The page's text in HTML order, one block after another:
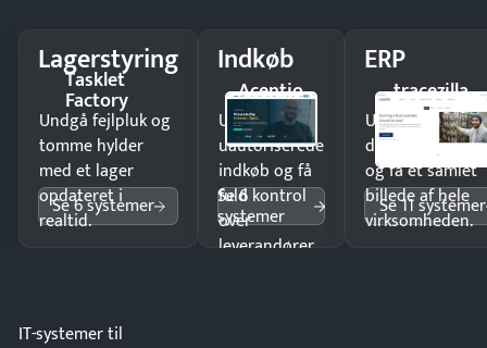
Lagerstyring
Tasklet
Factory
Undgå fejlpluk og
tomme hylder
med et lager
opdateret i
realtid.
Se 6 systemer
Indkøb
Acentio
Undgå
uautoriserede
indkøb og få
fuld kontrol
over
leverandører
Se 6
systemer
ERP
tracezilla
Undgå
og få ét samlet
billede af hele
virksomheden.
Se 11 systemer
IT-systemer til